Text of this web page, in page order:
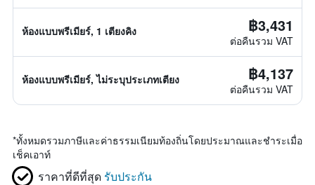
ห้องแบบพรีเมียร์, 1 เตียงคิง ฿3,431
ต่อคืนรวม VAT
ห้องแบบพรีเมียร์, ไม่ระบุประเภทเตียง ฿4,137
ต่อคืนรวม VAT
*ทั้งหมดรวมภาษีและค่าธรรมเนียมท้องถิ่นโดยประมาณและชำระเมื่อ
เช็คเอาท์
ราคาที่ดีที่สุด รับประกัน